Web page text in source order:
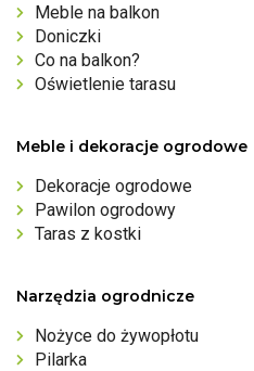
Meble na balkon
Doniczki
Co na balkon?
Oświetlenie tarasu
Meble i dekoracje ogrodowe
Dekoracje ogrodowe
Pawilon ogrodowy
Taras z kostki
Narzędzia ogrodnicze
Nożyce do żywopłotu
Pilarka